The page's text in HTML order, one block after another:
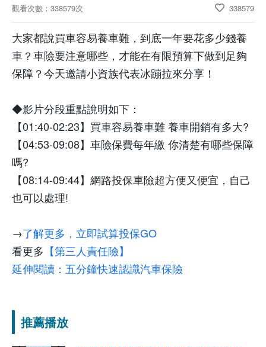
觀看次數：338579次 338579
大家都說買車容易養車難，到底一年要花多少錢養
車？車險要注意哪些，才能在有限預算下做到足夠
保障？今天邀請小資族代表冰蹦拉來分享！
◆影片分段重點說明如下：
【01:40-02:23】買車容易養車難 養車開銷有多大?
【04:53-09:08】車險保費每年繳 你清楚有哪些保障
嗎?
【08:14-09:44】網路投保車險超方便又便宜，自己
也可以處理!
→了解更多，立即試算投保GO
看更多 【第三人責任險】
延伸閱讀：五分鐘快速認識汽車保險
推薦播放